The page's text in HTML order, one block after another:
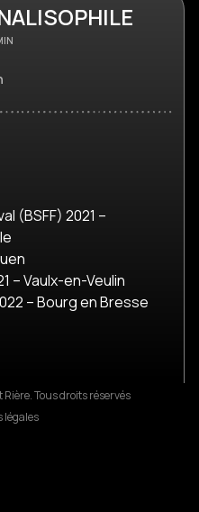
(BSFF) 2021 –
– Vaulx-en-Veulin
– Bourg en Bresse
Tous droits réservés
légales